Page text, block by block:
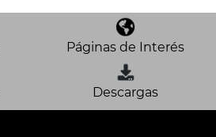
Páginas de Interés
Descargas